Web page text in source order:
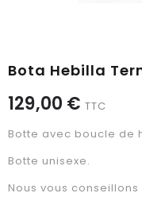
Bota Hebilla
129,00 € TTC
Botte avec boucle de
Botte unisexe.
Nous vous